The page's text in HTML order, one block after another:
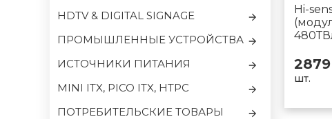
HDTV & DIGITAL SIGNAGE
ПРОМЫШЛЕННЫЕ УСТРОЙСТВА
ИСТОЧНИКИ ПИТАНИЯ
MINI ITX, PICO ITX, HTPC
ПОТРЕБИТЕЛЬСКИЕ ТОВАРЫ
Hi-
шт.